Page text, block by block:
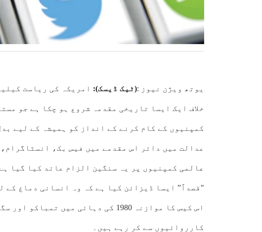
یوتھ ویژن نیوز :(ٹیک ڈیسک): امریکہ کی ریاست
خلاف ایک ایسا تاریخی مقدمہ شروع ہو چکا ہے جو
کمپنیوں کے کام کرنے کے انداز کو ہمیشہ کے لیے
عدالت میں دائر اس مقدمے میں فیس بک، انسٹاگرام
عالمی کمپنیوں پر یہ سنگین الزام عائد کیا گیا
"قصداً” ایسا ڈیزائن کیا ہے کہ وہ انسانی دماغ کے
اس کیس کا موازنہ 1980 کی دہائی میں
کارروائیوں سے کر رہے ہیں۔